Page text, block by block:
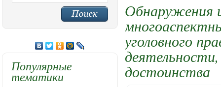
Обнаружения
уголовного
достоинства
Популярные
тематики